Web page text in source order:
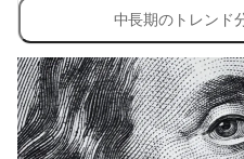
中長期のトレンド